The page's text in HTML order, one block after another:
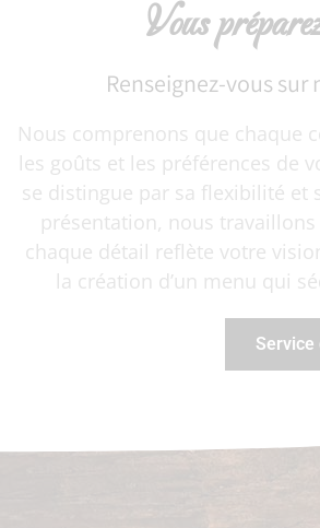
Vous
Renseignez-vous sur
Nous comprenons que chaque
les goûts et les préférences de
se distingue par sa flexibilité et
présentation, nous
chaque détail reflète votre
la création d’un menu qui